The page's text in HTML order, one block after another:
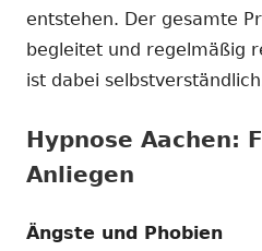
entstehen. Der gesamte
begleitet und regelmäßig
ist dabei
Hypnose Aachen:
Anliegen
Ängste und Phobien